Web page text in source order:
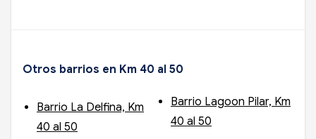
Otros barrios en Km 40 al 50
Barrio La Delfina, Km
40 al 50
Barrio Lagoon Pilar, Km
40 al 50